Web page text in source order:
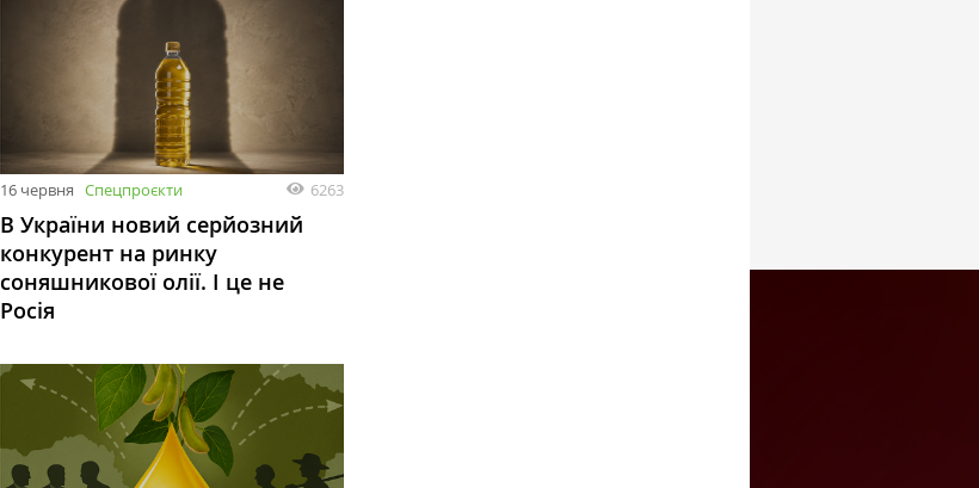
16 червня Спецпроєкти 6263
В України новий серйозний
конкурент на ринку
соняшникової олії. І це не
Росія